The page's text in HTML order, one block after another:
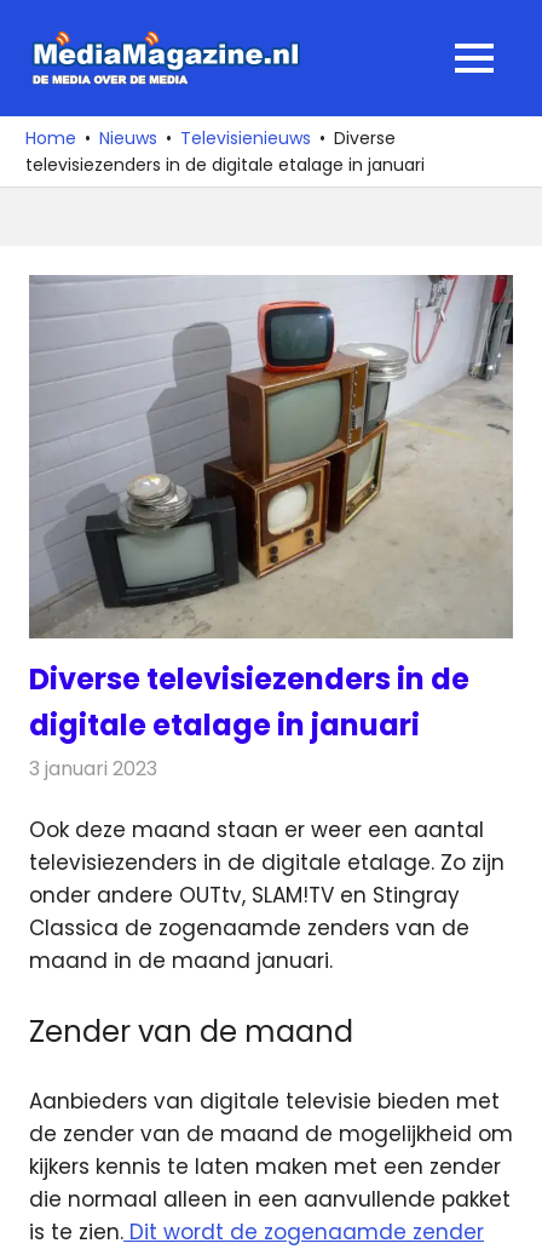
naar
media
over
de
MENU
Home Nieuws Televisienieuws
Diverse
televisiezenders in de digitale etalage in januari
Diverse televisiezenders in de
digitale etalage in januari
3 januari 2023
Ook deze maand staan er weer een aantal
televisiezenders in de digitale etalage. Zo zijn
onder andere OUTtv, SLAM!TV en Stingray
Classica de zogenaamde zenders van de
maand in de maand januari.
Zender van de maand
Aanbieders van digitale televisie bieden met
de zender van de maand de mogelijkheid om
kijkers kennis te laten maken met een zender
die normaal alleen in een aanvullende pakket
is te zien. Dit wordt de zogenaamde zender